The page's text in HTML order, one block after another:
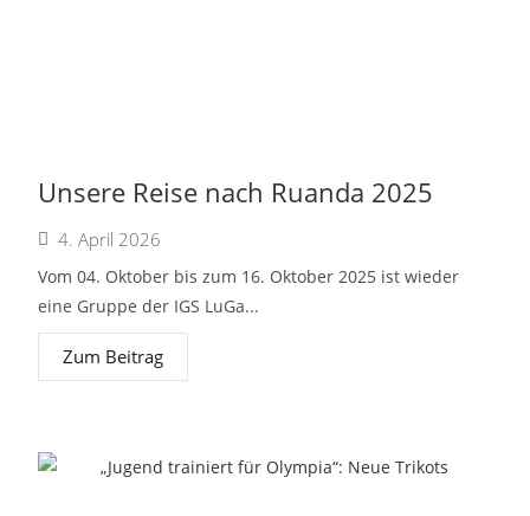
Unsere Reise nach Ruanda 2025
4. April 2026
Vom 04. Oktober bis zum 16. Oktober 2025 ist wieder
eine Gruppe der IGS LuGa...
Zum Beitrag